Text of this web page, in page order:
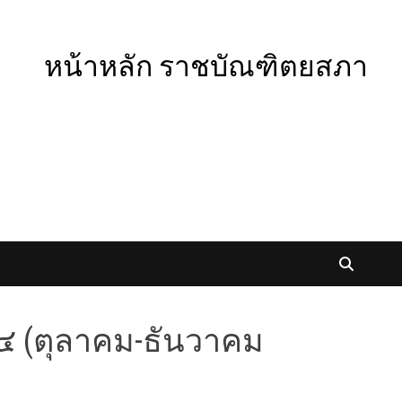
หน้าหลัก ราชบัณฑิตยสภา
(ตุลาคม-ธันวาคม